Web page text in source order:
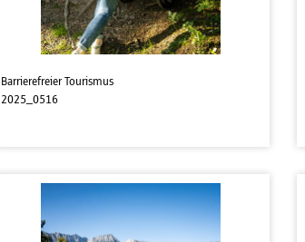
Barrierefreier Tourismus
2025_0516